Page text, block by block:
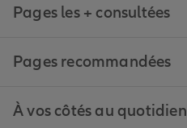
Pages les + consultées
Pages recommandées
À vos côtés au quotidien